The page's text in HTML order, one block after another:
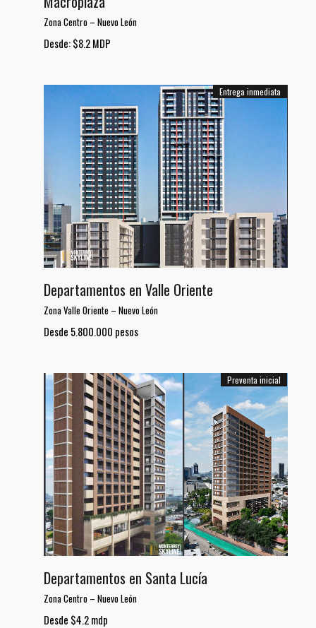
Zona Centro – Nuevo León
Desde: $8.2 MDP
Entrega inmediata
Departamentos en Valle Oriente
Zona Valle Oriente – Nuevo León
Desde 5.800.000 pesos
Preventa inicial
Departamentos en Santa Lucía
Zona Centro – Nuevo León
Desde $4.2 mdp